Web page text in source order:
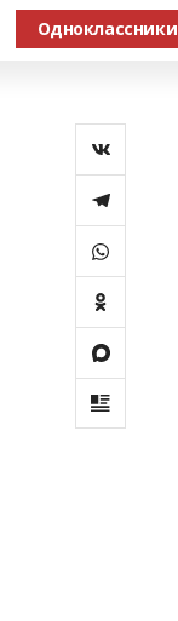
Одноклассники